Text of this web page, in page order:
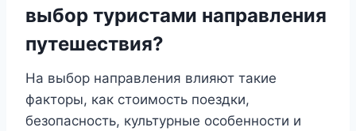
выбор туристами направления
путешествия?
На выбор направления влияют такие
факторы, как стоимость поездки,
безопасность, культурные особенности и